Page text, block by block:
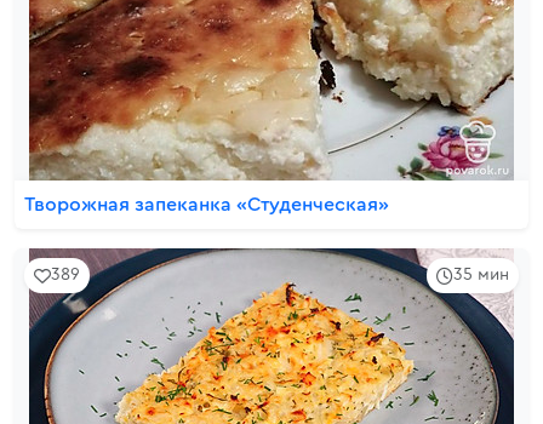
Творожная запеканка «Студенческая»
35 мин
389